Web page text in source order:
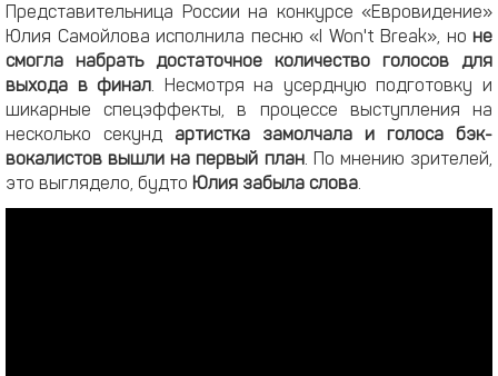
Представительница России на конкурсе «Евровидение»
Юлия Самойлова исполнила песню «I Won't Break», но не
смогла набрать достаточное количество голосов для
выхода в финал. Несмотря на усердную подготовку и
шикарные спецэффекты, в процессе выступления на
несколько секунд артистка замолчала и голоса бэк-
вокалистов вышли на первый план. По мнению зрителей,
это выглядело, будто Юлия забыла слова.